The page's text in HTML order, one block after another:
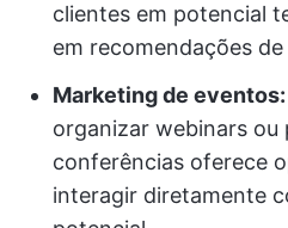
clientes em potencial
em recomendações
Marketing de eventos:
organizar webinars ou
conferências oferece
interagir diretamente